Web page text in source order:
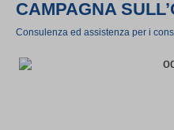
CAMPAGNA
Consulenza ed assistenza per i